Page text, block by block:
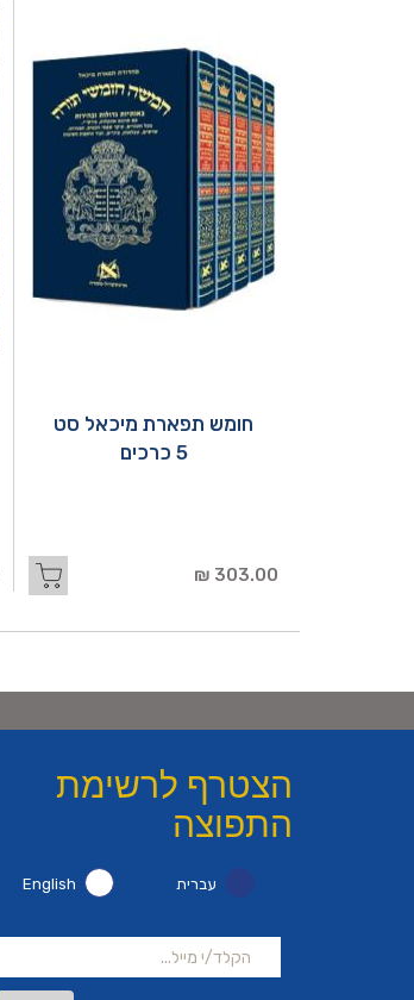
חומש תפארת מיכאל סט
5 כרכים
303.00 ₪
הצטרף לרשימת
התפוצה
עברית English